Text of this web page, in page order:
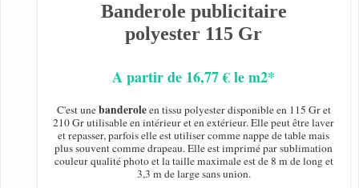
Banderole publicitaire
polyester 115 Gr
A partir de 16,77 € le m2*
C'est unebanderoleen tissu polyester disponible en 115 Gr et
210 Gr utilisable en intérieur et en extérieur. Elle peut être laver
et repasser, parfois elle est utiliser comme nappe de table mais
plus souvent comme drapeau. Elle est imprimé par sublimation
couleur qualité photo et la taille maximale est de 8 m de long et
3,3 m de large sans union.